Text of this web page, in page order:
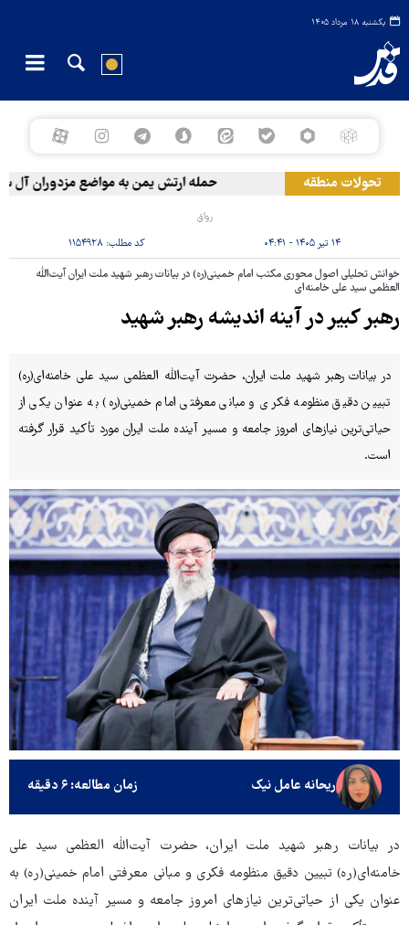
یکشنبه ۱۸ مرداد ۱۴۰۵
تحولات منطقه حمله ارتش یمن به مواضع مزدوران آل
رواق
۱۴ تیر ۱۴۰۵ - ۰۴:۴۱ کد مطلب: ۱۱۵۴۹۲۸
خوانش تحلیلی اصول محوری مکتب امام خمینی(ره) در بیانات رهبر شهید ملت ایران آیت‌الله
العظمی سید علی خامنه‌ای
رهبر کبیر در آینه اندیشه رهبر شهید
در بیانات رهبر شهید ملت ایران، حضرت آیت‌الله العظمی سید علی خامنه‌ای(ره)
تبیین دقیق منظومه فکری و مبانی معرفتی امام خمینی(ره) به عنوان یکی از
حیاتی‌ترین نیازهای امروز جامعه و مسیر آینده ملت ایران مورد تأکید قرار گرفته
است.
ریحانه عامل نیک زمان مطالعه: ۶ دقیقه
در بیانات رهبر شهید ملت ایران، حضرت آیت‌الله العظمی سید علی
خامنه‌ای(ره) تبیین دقیق منظومه فکری و مبانی معرفتی امام خمینی(ره) به
عنوان یکی از حیاتی‌ترین نیازهای امروز جامعه و مسیر آینده ملت ایران